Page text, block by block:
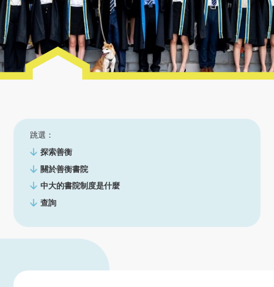
跳選：
探索善衡
關於善衡書院
中大的書院制度是什麼
查詢